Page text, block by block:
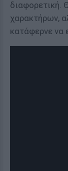
διαφορετική.
χαρακτήρων,
κατάφερνε να